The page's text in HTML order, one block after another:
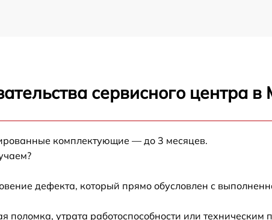
сервисного центра в
комплектующие — до 3 месяцев.
дефекта, который прямо обусловлен с
утрата работоспособности или